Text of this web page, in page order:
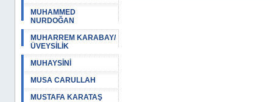
MUHAMMED
NURDOĞAN
MUHARREM KARABAY/
ÜVEYSİLİK
MUHAYSİNİ
MUSA CARULLAH
MUSTAFA KARATAŞ